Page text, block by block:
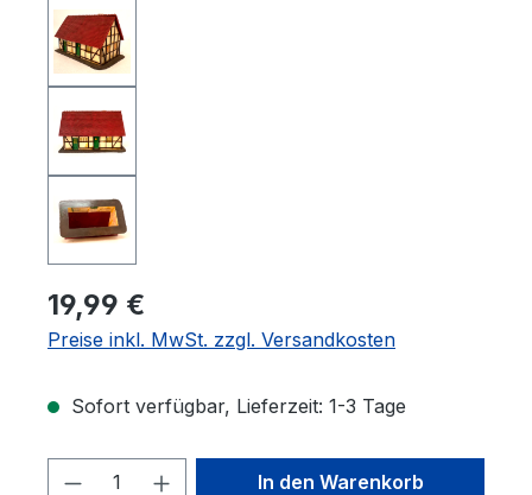
19,99 €
Preise inkl. MwSt. zzgl. Versandkosten
Sofort verfügbar, Lieferzeit: 1-3 Tage
Produkt Anzahl: Gib den
In den Warenkorb